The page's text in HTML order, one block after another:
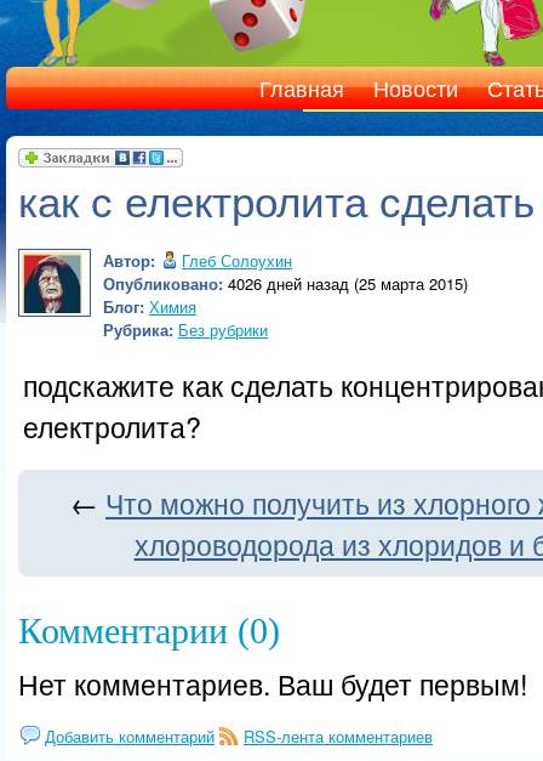
Главная Новости
как с електролита
Автор:
Глеб Солоухин
Опубликовано: 4026 дней назад (25 марта 2015)
Блог: Химия
Рубрика: Без рубрики
подскажите как сделать
електролита?
← Что можно получить из
хлороводорода из хлоридов и
Комментарии (0)
Нет комментариев. Ваш будет первым!
Добавить комментарий RSS-лента комментариев